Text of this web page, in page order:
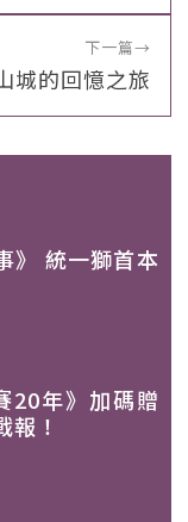
下一篇→
城的回憶之旅
》 統一獅首本
20年》加碼贈
報！